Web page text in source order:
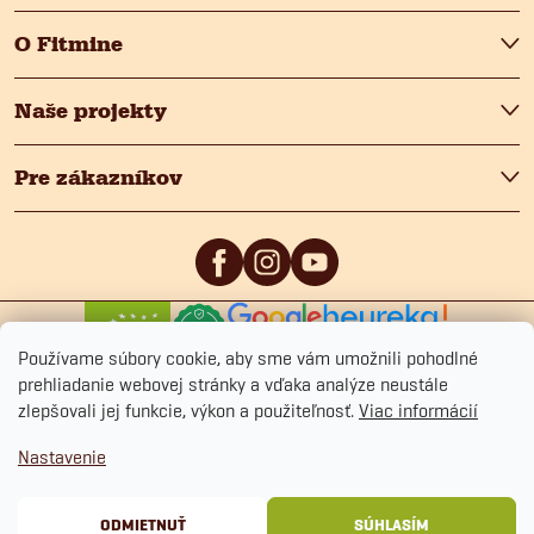
Používame súbory cookie, aby sme vám umožnili pohodlné
prehliadanie webovej stránky a vďaka analýze neustále
zlepšovali jej funkcie, výkon a použiteľnosť. Viac informácií
Nastavenie
ODMIETNUŤ SÚHLASÍM
O Fitmine
Naše projekty
Pre zákazníkov
Obchodné podmienkyCookies
Copyright 2026